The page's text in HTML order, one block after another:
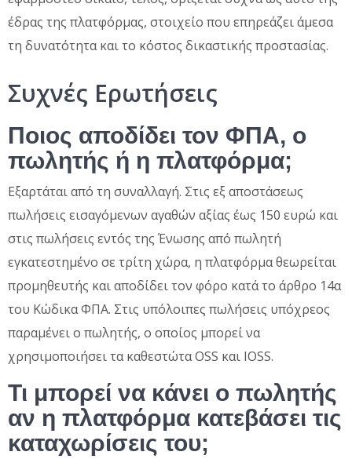
έδρας της πλατφόρμας, στοιχείο που επηρεάζει άμεσα
τη δυνατότητα και το κόστος δικαστικής προστασίας.
Συχνές Ερωτήσεις
Ποιος αποδίδει τον ΦΠΑ, ο
πωλητής ή η πλατφόρμα;
Εξαρτάται από τη συναλλαγή. Στις εξ αποστάσεως
πωλήσεις εισαγόμενων αγαθών αξίας έως 150 ευρώ και
στις πωλήσεις εντός της Ένωσης από πωλητή
εγκατεστημένο σε τρίτη χώρα, η πλατφόρμα θεωρείται
προμηθευτής και αποδίδει τον φόρο κατά το άρθρο 14α
του Κώδικα ΦΠΑ. Στις υπόλοιπες πωλήσεις υπόχρεος
παραμένει ο πωλητής, ο οποίος μπορεί να
χρησιμοποιήσει τα καθεστώτα OSS και IOSS.
Τι μπορεί να κάνει ο πωλητής
αν η πλατφόρμα κατεβάσει τις
καταχωρίσεις του;